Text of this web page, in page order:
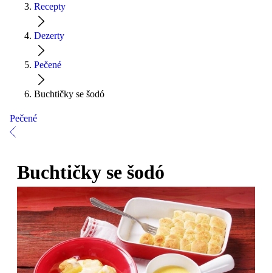
Recepty
Dezerty
Pečené
Buchtičky se šodó
Pečené
Buchtičky se šodó